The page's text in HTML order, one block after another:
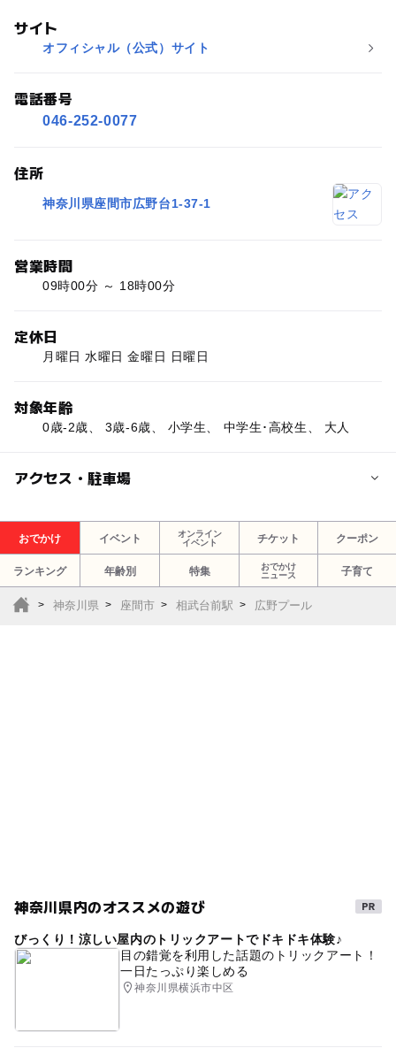
サイト
オフィシャル（公式）サイト
電話番号
046-252-0077
住所
神奈川県座間市広野台1-37-1
営業時間
09時00分 ～ 18時00分
定休日
月曜日 水曜日 金曜日 日曜日
対象年齢
0歳-2歳、 3歳-6歳、 小学生、 中学生･高校生、 大人
アクセス・駐車場
交通アクセス
小田急小田原線「小田急相模原」駅より神奈中バス「イオ
ンモール座間」行きで「イオンモール座間」バス停で下車
し徒歩８分
おでかけ イベント
オンライン
イベント
チケット クーポン
ランキング 年齢別 特集
おでかけ
ニュース
子育て
神奈川県 座間市 相武台前駅 広野プール
神奈川県内のオススメの遊び
びっくり！涼しい屋内のトリックアートでドキドキ体験♪
目の錯覚を利用した話題のトリックアート！
一日たっぷり楽しめる
神奈川県横浜市中区